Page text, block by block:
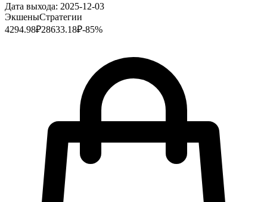
Дата выхода: 2025-12-03
ЭкшеныСтратегии
4294.98₽28633.18₽-85%